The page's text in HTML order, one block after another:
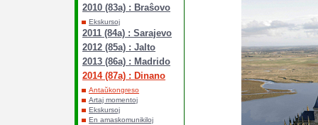
2010 (83a) : Braŝovo
Ekskursoj
2011 (84a) : Sarajevo
2012 (85a) : Jalto
2013 (86a) : Madrido
2014 (87a) : Dinano
Antaŭkongreso
Artaj momentoj
Ekskursoj
En amaskomunikiloj